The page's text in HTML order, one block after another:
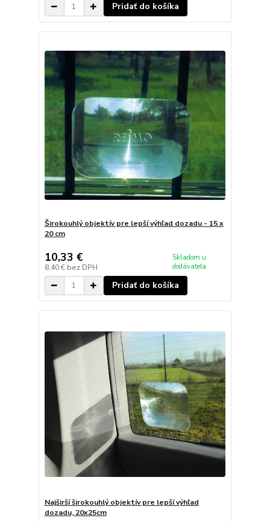
Pridať do košíka
Širokouhlý objektív pre lepší výhľad dozadu - 15 x
20 cm
10,33 €
8,40 € bez DPH
Skladom u
dodávateľa
Pridať do košíka
Najširší širokouhlý objektív pre lepší výhľad
dozadu, 20x25cm